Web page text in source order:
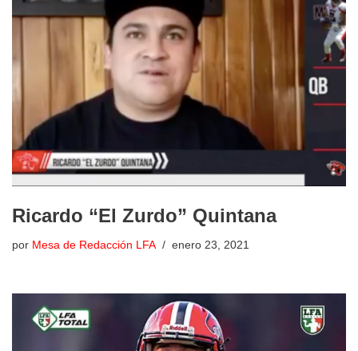
Ricardo “El Zurdo” Quintana
por Mesa de Redacción LFA enero 23, 2021